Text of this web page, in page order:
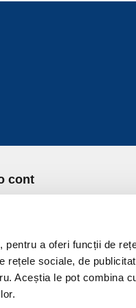
a oferi funcții de
rețele sociale, de
Aceștia le pot combina
cont
Favorite
- Protectia datelor